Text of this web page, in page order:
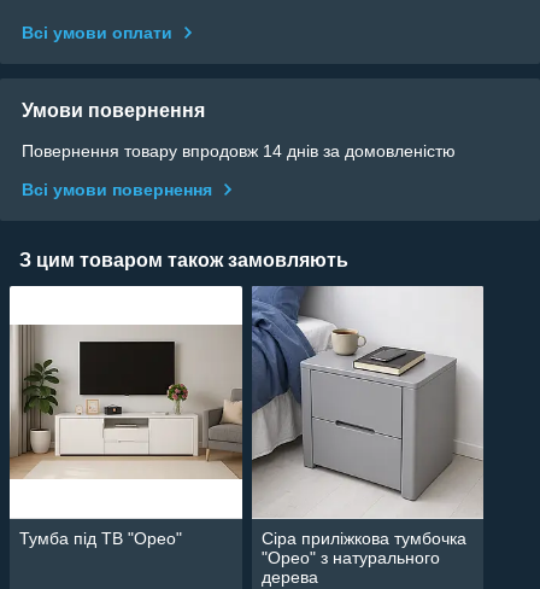
Всі умови оплати
Умови повернення
Повернення товару впродовж 14 днів за домовленістю
Всі умови повернення
З цим товаром також замовляють
Тумба під ТВ "Орео"
Сіра приліжкова тумбочка
"Орео" з натурального
дерева